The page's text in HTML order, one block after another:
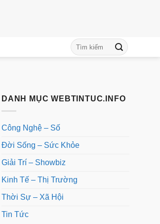
DANH MỤC WEBTINTUC.INFO
Công Nghệ – Số
Đời Sống – Sức Khỏe
Giải Trí – Showbiz
Kinh Tế – Thị Trường
Thời Sự – Xã Hội
Tin Tức